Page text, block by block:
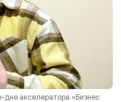
акселератора «Бизнес